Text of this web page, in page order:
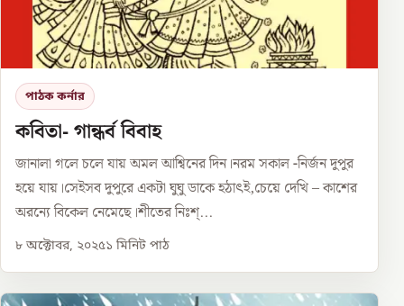
পাঠক কর্নার
কবিতা- গান্ধর্ব বিবাহ
জানালা গলে চলে যায় অমল আশ্বিনের দিন।নরম সকাল -নির্জন দুপুর
হয়ে যায়।সেইসব দুপুরে একটা ঘুঘু ডাকে হঠাৎই,চেয়ে দেখি – কাশের
অরন্যে বিকেল নেমেছে।শীতের নিঃশ্...
৮ অক্টোবর, ২০২৫১ মিনিট পাঠ